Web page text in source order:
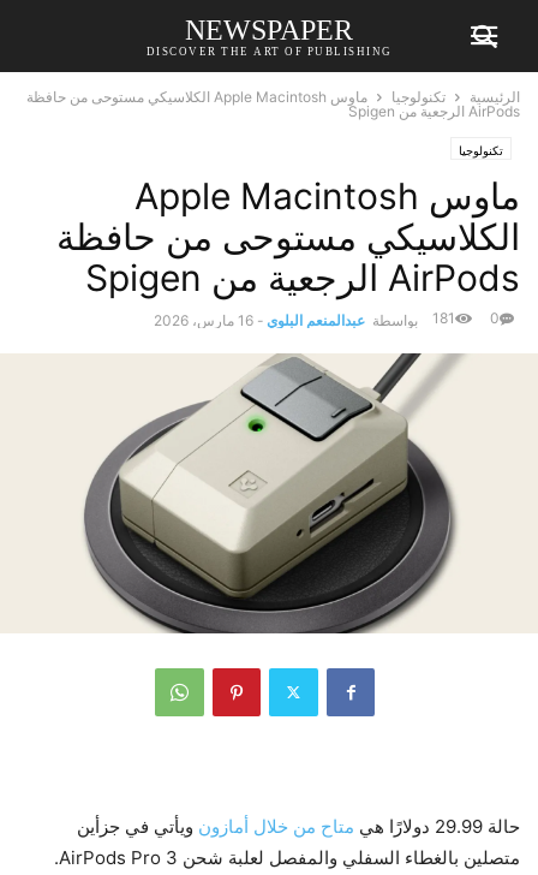
NEWSPAPER
DISCOVER THE ART OF PUBLISHING
الرئيسية تكنولوجيا
ماوس Apple Macintosh الكلاسيكي مستوحى من حافظة
AirPods الرجعية من Spigen
تكنولوجيا
ماوس Apple Macintosh
الكلاسيكي مستوحى من حافظة
AirPods الرجعية من Spigen
بواسطة عبدالمنعم البلوي - 16 مارس، 2026 0
181
حالة 29.99 دولارًا هي متاح من خلال أمازون ويأتي في جزأين
متصلين بالغطاء السفلي والمفصل لعلبة شحن AirPods Pro 3.